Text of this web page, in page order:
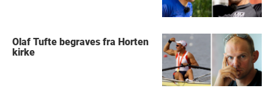
Olaf Tufte begraves fra Horten
kirke